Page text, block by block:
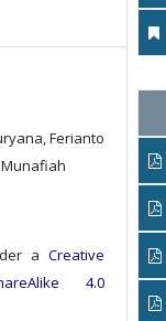
Ferianto
a Creative
4.0